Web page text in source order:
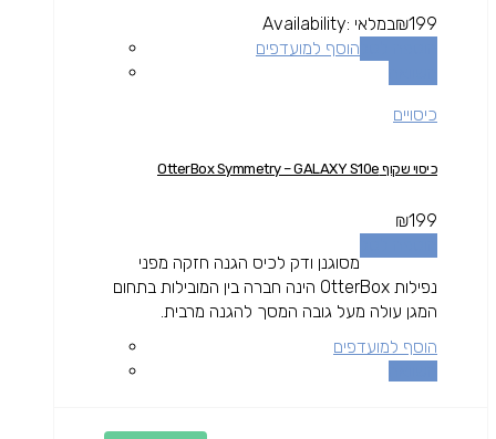
₪199
Availability: במלאי
הוסף למועדפים
כיסויים
כיסוי שקוף OtterBox Symmetry – GALAXY S10e
₪199
מסוגנן ודק לכיס הגנה חזקה מפני
נפילות OtterBox הינה חברה בין המובילות בתחום
המגן עולה מעל גובה המסך להגנה מרבית.
הוסף למועדפים